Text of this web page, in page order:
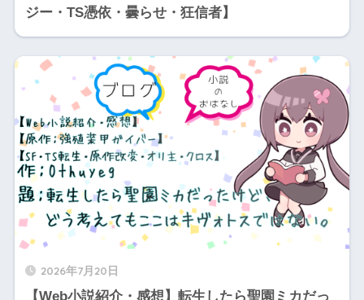
ジー・TS憑依・曇らせ・狂信者】
2026年7月20日
【Web小説紹介・感想】転生したら聖園ミカだっ